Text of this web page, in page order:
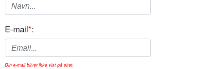
E-mail*:
Din e-mail bliver ikke vist på sitet.